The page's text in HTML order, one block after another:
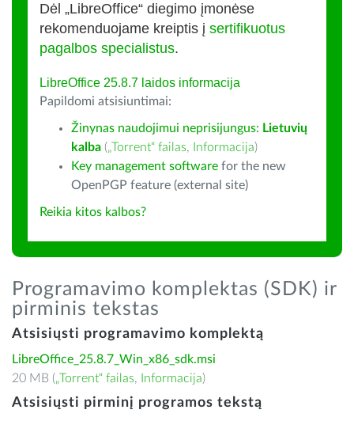
Dėl „LibreOffice“ diegimo įmonėse
rekomenduojame kreiptis į sertifikuotus
pagalbos specialistus.
LibreOffice 25.8.7 laidos informacija
Papildomi atsisiuntimai:
Žinynas naudojimui neprisijungus: Lietuvių
kalba („Torrent“ failas, Informacija)
Key management software for the new
OpenPGP feature (external site)
Reikia kitos kalbos?
Programavimo komplektas (SDK) ir
pirminis tekstas
Atsisiųsti programavimo komplektą
LibreOffice_25.8.7_Win_x86_sdk.msi
20 MB („Torrent“ failas, Informacija)
Atsisiųsti pirminį programos tekstą